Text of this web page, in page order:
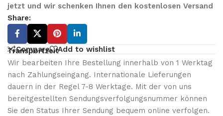
jetzt und wir schenken Ihnen den kostenlosen Versand
Share:
Compare Add to wishlist
Transportzeit
Wir bearbeiten Ihre Bestellung innerhalb von 1 Werktag
nach Zahlungseingang. Internationale Lieferungen
dauern in der Regel 7-8 Werktage. Mit der von uns
bereitgestellten Sendungsverfolgungsnummer können
Sie den Status Ihrer Sendung bequem online verfolgen.